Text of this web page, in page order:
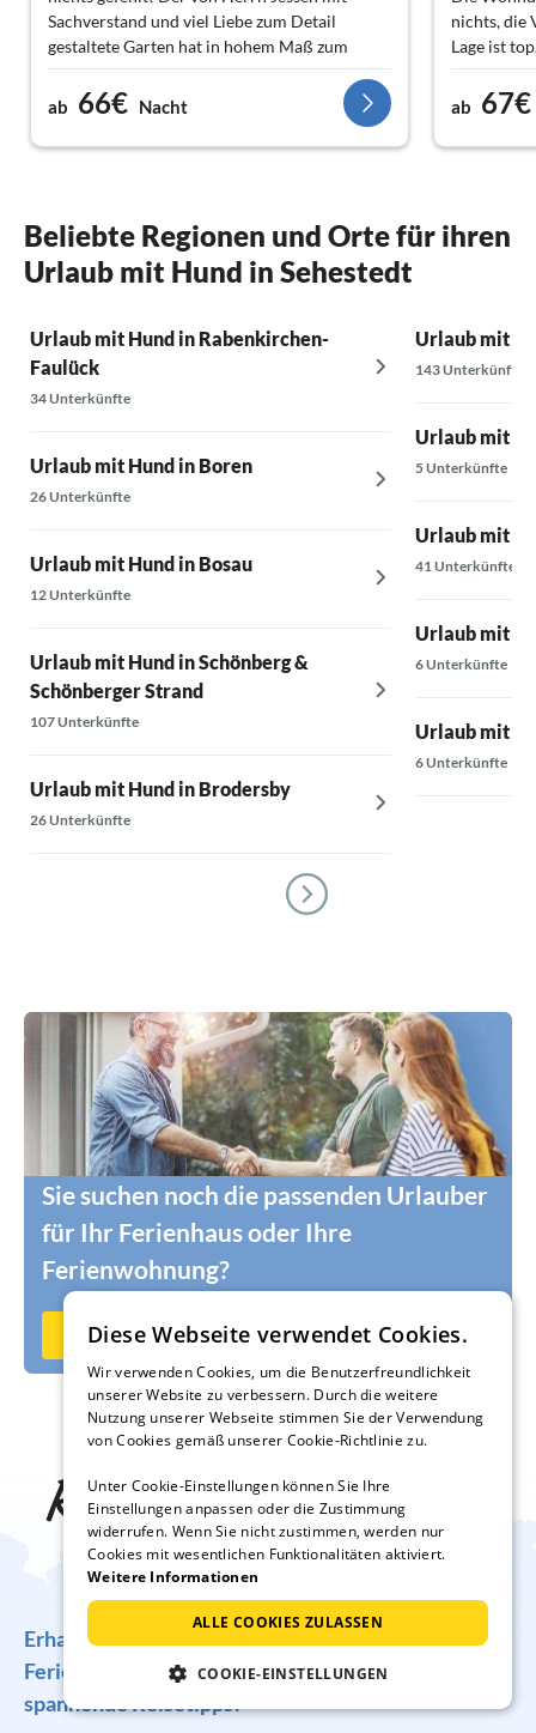
Sachverstand und viel Liebe zum Detail
gestaltete Garten hat in hohem Maß zum
Erholungswert beigetragen, zumal unsere
Hunde sich dank der kompletten Einzäunung
Wir kommen sehr gerne wieder!
ab 66€ Nacht
nichts, die
Lage ist
Hier kann
lassen.
ab 67€
Beliebte Regionen und Orte für ihren
Urlaub mit Hund in Sehestedt
Urlaub mit Hund in Rabenkirchen-
Faulück
34 Unterkünfte
Urlaub mit Hund in Boren
26 Unterkünfte
Urlaub mit Hund in Bosau
12 Unterkünfte
Urlaub mit Hund in Schönberg &
Schönberger Strand
107 Unterkünfte
Urlaub mit Hund in Brodersby
26 Unterkünfte
Urlaub mit
143 Unterkünfte
Urlaub mit
5 Unterkünfte
Urlaub mit
41 Unterkünfte
Urlaub mit
6 Unterkünfte
Urlaub mit
6 Unterkünfte
Sie suchen noch die passenden Urlauber
für Ihr Ferienhaus oder Ihre
Ferienwohnung?
Jetzt auf Ferienhausmiete.de vermieten
Reise-Inspiration frei
Haus
Erhalten Sie regelmäßig Angebote für traumhafte
Ferienunterkünfte, tolle Gewinnspiele und
spannende Reisetipps!
Diese Webseite verwendet Cookies.
Wir verwenden Cookies, um die Benutzerfreundlichkeit
unserer Website zu verbessern. Durch die weitere
Nutzung unserer Webseite stimmen Sie der Verwendung
von Cookies gemäß unserer Cookie-Richtlinie zu.
Unter Cookie-Einstellungen können Sie Ihre
Einstellungen anpassen oder die Zustimmung
widerrufen. Wenn Sie nicht zustimmen, werden nur
Cookies mit wesentlichen Funktionalitäten aktiviert.
Weitere Informationen
ALLE COOKIES ZULASSEN
COOKIE-EINSTELLUNGEN